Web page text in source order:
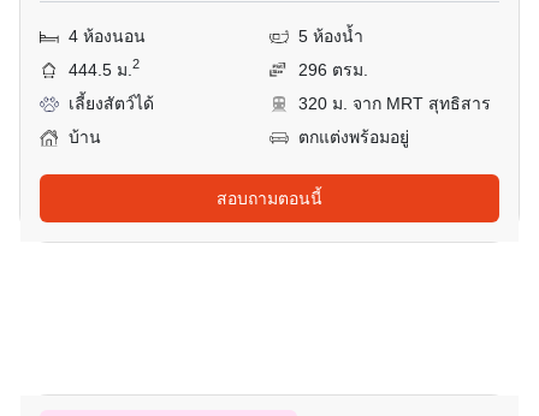
4 ห้องนอน
5 ห้องน้ำ
444.5 ม.2
296 ตรม.
เลี้ยงสัตว์ได้
320 ม. จาก MRT สุทธิสาร
บ้าน
ตกแต่งพร้อมอยู่
สอบถามตอนนี้